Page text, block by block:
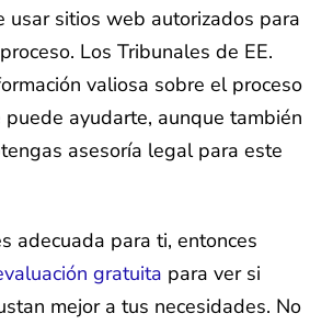
usar sitios web autorizados para
Los Tribunales de EE.
valiosa sobre el proceso
ayudarte, aunque también
asesoría legal para este
adecuada para ti, entonces
gratuita para ver si
mejor a tus necesidades. No